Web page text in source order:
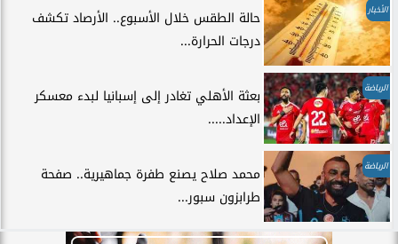
الأخبار
حالة الطقس خلال الأسبوع.. الأرصاد تكشف
درجات الحرارة...
الرياضة
بعثة الأهلي تغادر إلى إسبانيا لبدء معسكر
الإعداد.....
الرياضة
محمد صلاح يصنع طفرة جماهيرية.. صفحة
طرابزون سبور...